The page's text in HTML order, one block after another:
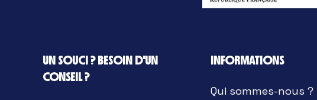
UN SOUCI ? BESOIN D'UN
CONSEIL ?
INFORMATIONS
Qui sommes-nous ?